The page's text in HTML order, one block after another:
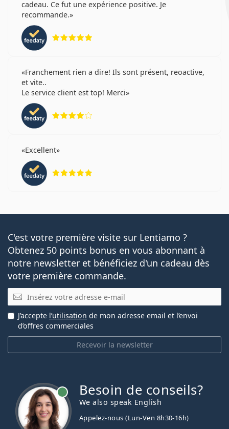
cadeau. Ce fut une expérience positive. Je
recommande.
Franchement rien a dire! Ils sont présent, reoactive,
et vite..
Le service client est top! Merci
Excellent
C'est votre première visite sur Lentiamo ?
Obtenez 50 points bonus en vous abonnant à
notre newsletter et bénéficiez d'un cadeau dès
votre première commande.
E-mail
Recevoir la newsletter
J’accepte l’utilisation de mon adresse email et l’envoi
d’offres commerciales
Besoin de conseils?
We also speak English
Appelez-nous (Lun-Ven 8h30-16h)